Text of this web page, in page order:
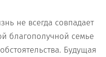
не всегда совпадает
благополучной семье
Будущая